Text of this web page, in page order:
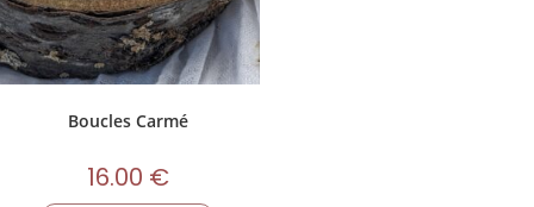
Boucles Carmé
16.00 €